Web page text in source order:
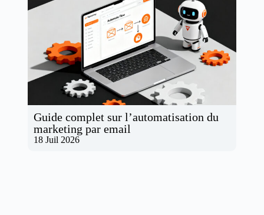
Guide complet sur l’automatisation du
marketing par email
18 Juil 2026